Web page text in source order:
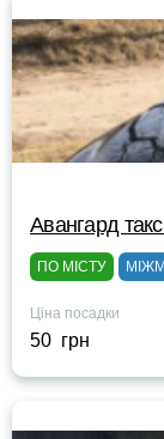
Авангард
ПО МІСТУ
Ціна посадки
50 грн